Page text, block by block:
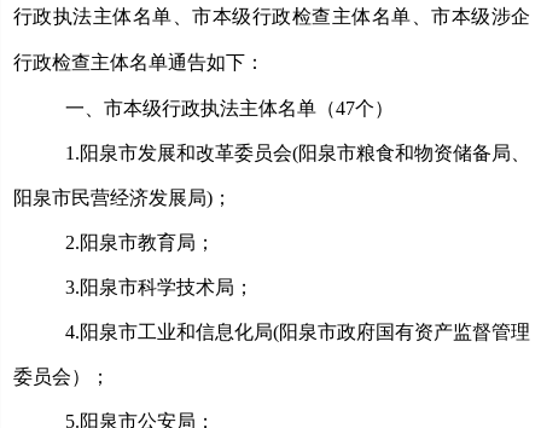
行政执法主体名单、市本级行政检查主体名单、市本级涉企
行政检查主体名单通告如下：
一、市本级行政执法主体名单（47个）
1.阳泉市发展和改革委员会(阳泉市粮食和物资储备局、
阳泉市民营经济发展局)；
2.阳泉市教育局；
3.阳泉市科学技术局；
4.阳泉市工业和信息化局(阳泉市政府国有资产监督管理
委员会）；
5.阳泉市公安局；